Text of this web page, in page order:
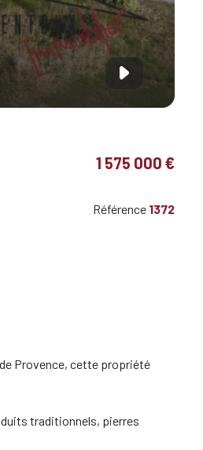
1 575 000 €
Référence 1372
Provence, cette propriété
traditionnels, pierres